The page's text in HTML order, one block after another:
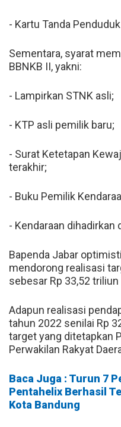
- Kartu Tanda
Sementara, syarat
BBNKB II, yakni:
- Lampirkan STNK asli;
- KTP asli pemilik baru;
- Surat Ketetapan
terakhir;
- Buku Pemilik
- Kendaraan dihadirkan
Bapenda Jabar
mendorong realisasi
sebesar Rp 33,52
Adapun realisasi
tahun 2022 senilai Rp
target yang ditetapkan
Perwakilan Rakyat
Baca Juga : Turun 7
Pentahelix Berhasil
Kota Bandung